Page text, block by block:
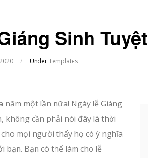
Sinh
/ UnderTemplates
năm một lần nữa! Ngày lễ Giáng
không cần phải nói đây là thời
mọi người thấy họ có ý nghĩa
bạn. Bạn có thể làm cho lễ